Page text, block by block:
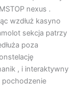
nexus .
wzdłuż kasyno
sekcja patrzy
poza
, i interaktywny
pochodzenie